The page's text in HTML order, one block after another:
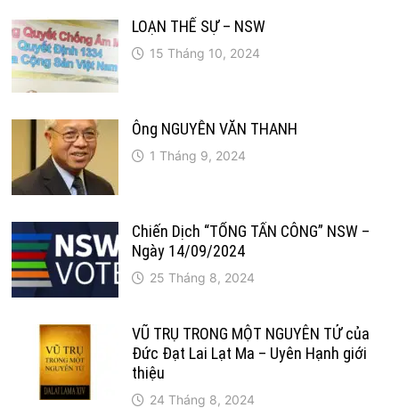
LOẠN THẾ SỰ – NSW
15 Tháng 10, 2024
Ông NGUYỄN VĂN THANH
1 Tháng 9, 2024
Chiến Dịch “TỔNG TẤN CÔNG” NSW –
Ngày 14/09/2024
25 Tháng 8, 2024
VŨ TRỤ TRONG MỘT NGUYÊN TỬ của
Đức Đạt Lai Lạt Ma – Uyên Hạnh giới
thiệu
24 Tháng 8, 2024